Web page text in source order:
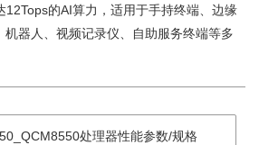
12Tops的AI算力，适用于手持终端、边缘
机器人、视频记录仪、自助服务终端等多
处理器性能参数/规格